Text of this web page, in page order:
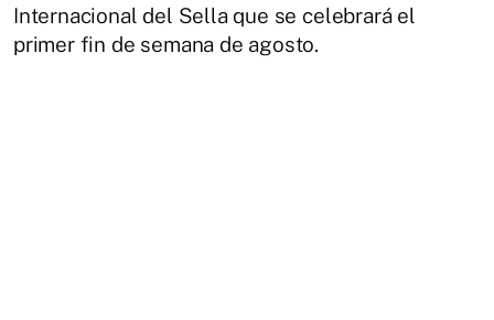
Internacional del Sella que se celebrará el
primer fin de semana de agosto.